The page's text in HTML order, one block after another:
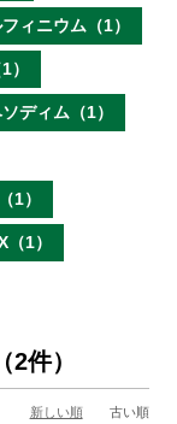
ィニウム（1）
）
ディム（1）
1）
1）
2件）
新しい順 古い順